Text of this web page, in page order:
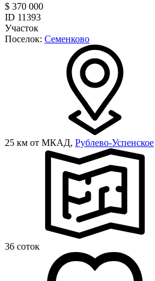
$ 370 000
ID 11393
Участок
Поселок: Семенково
25 км от МКАД, Рублево-Успенское
36 соток